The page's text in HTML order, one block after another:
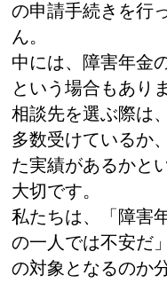
の申請手続きを行
ん。
中には、障害年金
という場合もあり
相談先を選ぶ際は
多数受けているか
た実績があるかと
大切です。
私たちは、「障害
の一人では不安だ
の対象となるのか